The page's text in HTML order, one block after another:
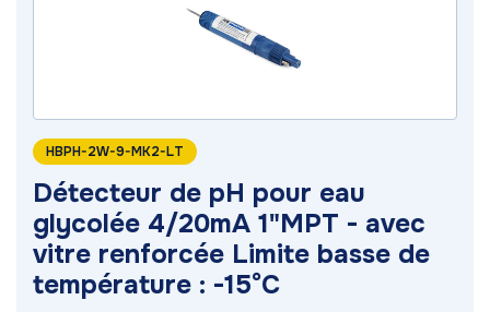
HBPH-2W-9-MK2-LT
Détecteur de pH pour eau
glycolée 4/20mA 1"MPT - avec
vitre renforcée Limite basse de
température : -15°C